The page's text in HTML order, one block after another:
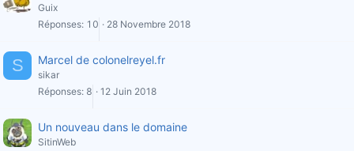
Guix
Réponses 10 28 Novembre 2018
S Marcel de colonelreyel.fr
sikar
Réponses 8 12 Juin 2018
Un nouveau dans le domaine
SitinWeb